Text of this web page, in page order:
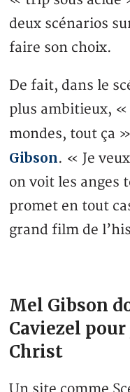
deux scénarios
faire son choix.
De fait, dans le
plus ambitieux, «
mondes, tout ça
Gibson. « Je
on voit les anges
promet en tout
grand film de
Mel Gibson
Caviezel
Christ